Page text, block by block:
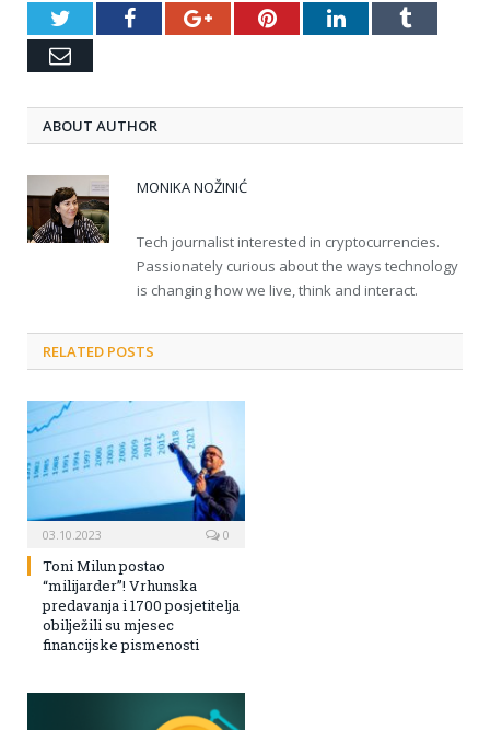
TwitterFacebookGoogle+PinterestLinkedInTumblr
Email
ABOUT AUTHOR
MONIKA NOŽINIĆ
Tech journalist interested in cryptocurrencies.
Passionately curious about the ways technology
is changing how we live, think and interact.
RELATED POSTS
03.10.2023 0
Toni Milun postao
“milijarder”! Vrhunska
predavanja i 1700 posjetitelja
obilježili su mjesec
financijske pismenosti